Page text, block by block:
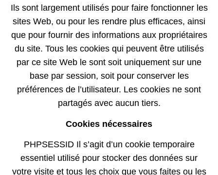
Ils sont largement utilisés pour faire fonctionner les
sites Web, ou pour les rendre plus efficaces, ainsi
que pour fournir des informations aux propriétaires
du site. Tous les cookies qui peuvent être utilisés
par ce site Web le sont soit uniquement sur une
base par session, soit pour conserver les
préférences de l’utilisateur. Les cookies ne sont
partagés avec aucun tiers.
Cookies nécessaires
PHPSESSID Il s’agit d’un cookie temporaire
essentiel utilisé pour stocker des données sur
votre visite et tous les choix que vous faites ou les